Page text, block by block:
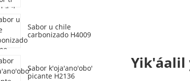
Sabor u chile
carbonizado H4009
Sabor k'oja'ano'obo'
picante H2136
Yik'áalil